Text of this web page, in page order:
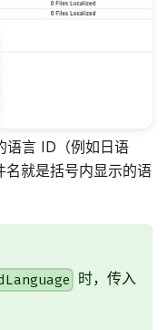
语言 ID（例如日语
就是括号内显示的语
时，传入